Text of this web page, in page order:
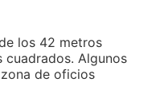
los 42 metros
cuadrados. Algunos
de oficios